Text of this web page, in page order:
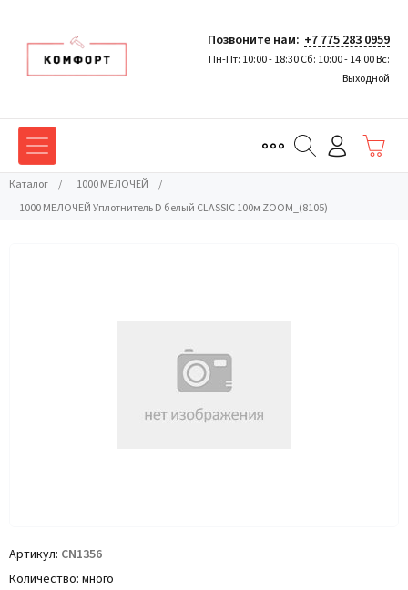
Позвоните нам: +7 775 283 0959
Пн-Пт: 10:00 - 18:30 Сб: 10:00 - 14:00 Вс:
Выходной
Каталог / 1000 МЕЛОЧЕЙ
/
1000 МЕЛОЧЕЙ Уплотнитель D белый CLASSIC 100м ZOOM_(8105)
Артикул CN1356
Количество много